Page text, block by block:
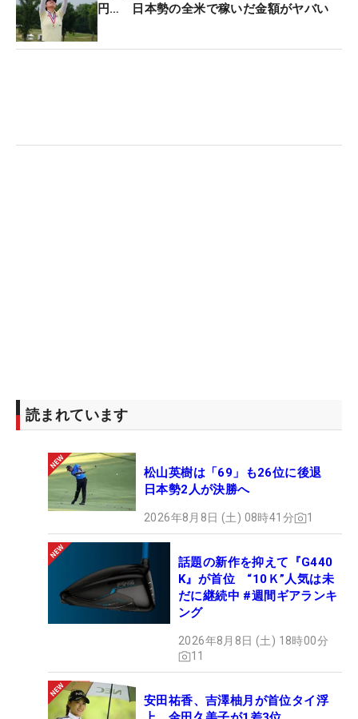
可能性は大だ。（文・臼杵孝志）
円… 日本勢の全米で稼いだ金額がヤバい
読まれています
松山英樹は「69」も26位に後退
日本勢2人が決勝へ
2026年8月8日 (土) 08時41分 1
話題の新作を抑えて『G440
K』が首位 “10Ｋ”人気は未
だに継続中 #週間ギアランキ
ング
2026年8月8日 (土) 18時00分
11
安田祐香、吉澤柚月が首位タイ浮